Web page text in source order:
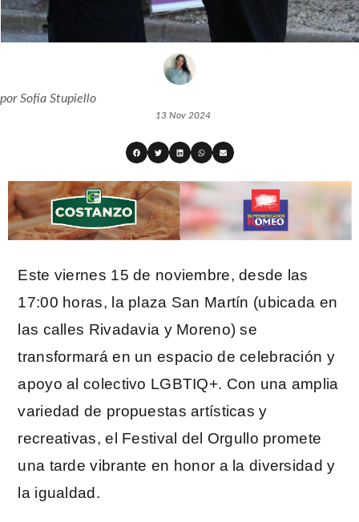
porSofía Stupiello
13 Nov 2024
Este viernes 15 de noviembre, desde las
17:00 horas, la plaza San Martín (ubicada en
las calles Rivadavia y Moreno) se
transformará en un espacio de celebración y
apoyo al colectivo LGBTIQ+. Con una amplia
variedad de propuestas artísticas y
recreativas, el Festival del Orgullo promete
una tarde vibrante en honor a la diversidad y
la igualdad.